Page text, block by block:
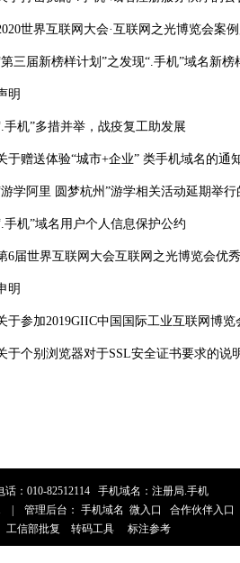
世界互联网大会·互联网之光博览会案例
第三届新榜样计划”之发现“.手机”域名新榜
明
手机”多措并举，战疫复工助发展
于赠送体验“城市+企业” 类手机域名的通
游学阿里 圆梦杭州”游学相关活动延期举行
手机”域名用户个人信息保护公约
6届世界互联网大会互联网之光博览会优秀
明
于参加2019GIIC中国国际工业互联网博览
于个别浏览器对于SSL安全证书要求的说
话：010-82512114
手机域名：注册局.手机
管理后台： 手机域名 微入口
合作伙伴入口
工信部批复 转码工具 标注参考